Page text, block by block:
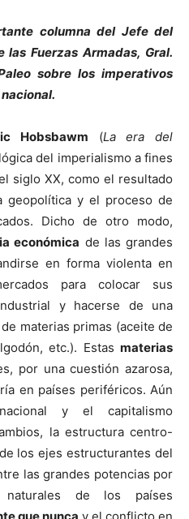
columna del Jefe del
las Fuerzas Armadas, Gral.
sobre los imperativos
Hobsbawm (La era del
del imperialismo a fines
siglo XX, como el resultado
geopolítica y el proceso de
Dicho de otro modo,
económica de las grandes
en forma violenta en
para colocar sus
y hacerse de una
materias primas (aceite de
etc.). Estas materias
por una cuestión azarosa,
en países periféricos. Aún
y el capitalismo
la estructura centro-
los ejes estructurantes del
las grandes potencias por
de los países